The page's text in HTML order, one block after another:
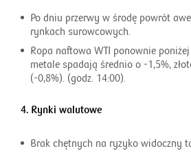
Po dniu przerwy w środę powrót
rynkach surowcowych.
Ropa naftowa WTI ponownie
metale spadają średnio o -1,5%,
(-0,8%). (godz. 14:00).
4. Rynki walutowe
Brak chętnych na ryzyko widoczny